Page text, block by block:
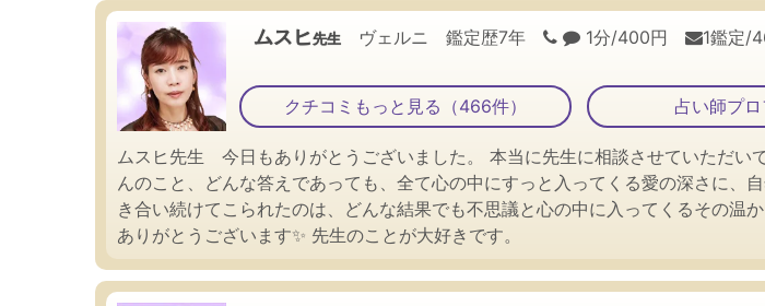
ムスヒ先生 ヴェルニ 鑑定歴7年 1分/400円 1鑑定/
クチコミもっと見る（466件） 占い師プ
ムスヒ先生 今日もありがとうございました。 本当に先生に相談させていただい
んのこと、どんな答えであっても、全て心の中にすっと入ってくる愛の深さに、
き合い続けてこられたのは、どんな結果でも不思議と心の中に入ってくるその温
ありがとうございます✨ 先生のことが大好きです。